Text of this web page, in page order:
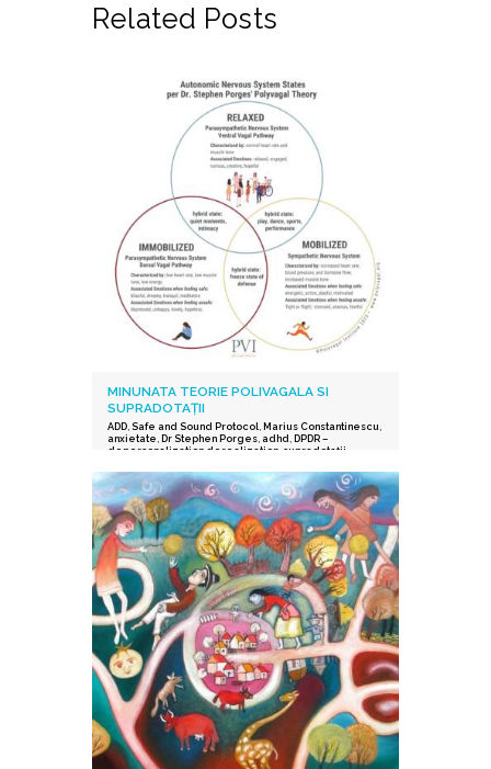
Related Posts
MINUNATA TEORIE POLIVAGALA SI
SUPRADOTAȚII
ADD, Safe and Sound Protocol Marius Constantinescu
anxietate Dr Stephen Porges, adhd DPDR –
depersonalization derealization, supradotații.
supraexcitabilitate supradotati,Protocolul Safe and
Sound
,procesarea senzorială și auditorie
supradotati, Editura Herald ,teoria polivagala,
Vindecare in ritmul tau,TSA